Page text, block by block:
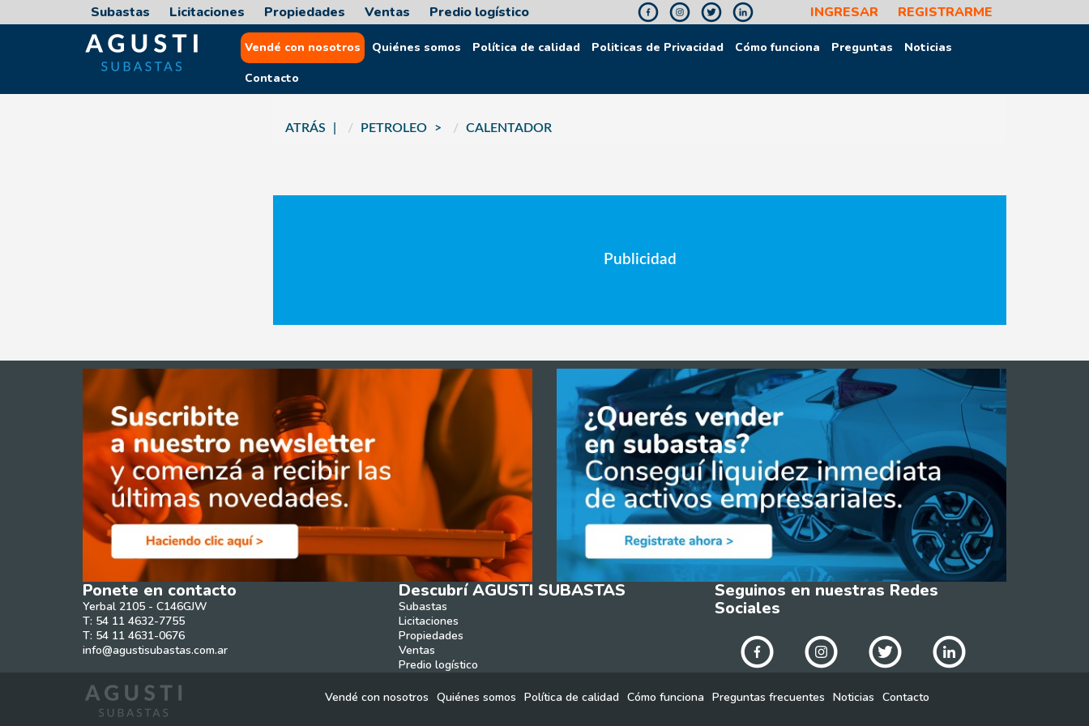
Subastas Licitaciones Propiedades Ventas Predio logístico INGRESAR REGISTRARME
Vendé con nosotros Quiénes somos Política de calidad Politicas de Privacidad Cómo funciona Preguntas
Noticias
Contacto
ATRÁS PETROLEO CALENTADOR
Publicidad
Ponete en contacto
Yerbal 2105 - C146GJW
T: 54 11 4632-7755
T: 54 11 4631-0676
info@agustisubastas.com.ar
Descubrí AGUSTI SUBASTAS
Subastas
Licitaciones
Propiedades
Ventas
Predio logístico
Seguinos en nuestras Redes
Sociales
Vendé con nosotros Quiénes somos Política de calidad Cómo funciona Preguntas frecuentes Noticias Contacto